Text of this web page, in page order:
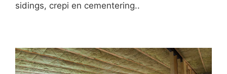
sidings, crepi en cementering..